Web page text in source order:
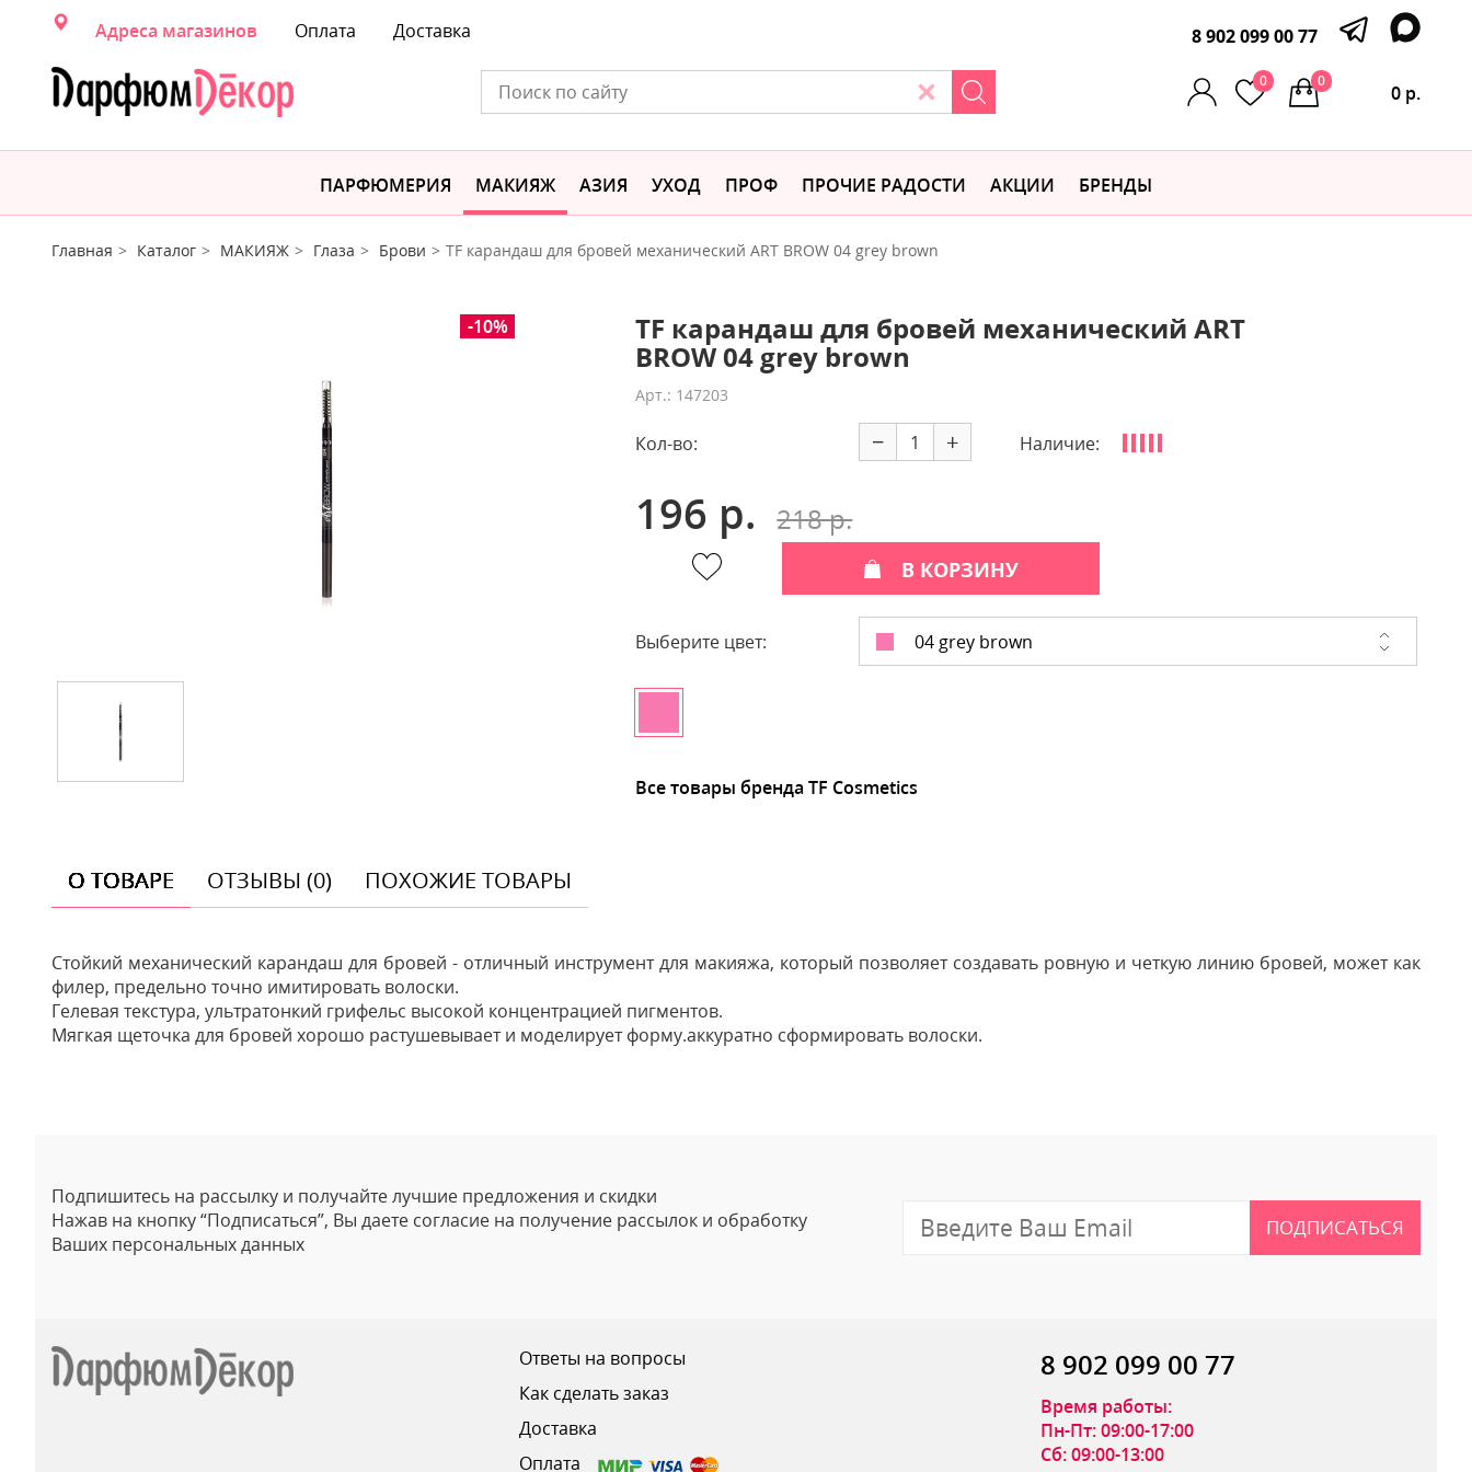
Адреса магазинов Оплата Доставка 8 902 099 00 77
0
0 р.
0
ПАРФЮМЕРИЯ МАКИЯЖ АЗИЯ УХОД ПРОФ ПРОЧИЕ РАДОСТИ АКЦИИ БРЕНДЫ
Главная Каталог МАКИЯЖ Глаза Брови TF карандаш для бровей механический ART BROW 04 grey brown
-10% TF карандаш для бровей механический ART
BROW 04 grey brown
Арт.: 147203
Кол-во: − + Наличие:
196 р. 218 р.
В КОРЗИНУ
Выберите цвет: 04 grey brown
Все товары бренда TF Cosmetics
О ТОВАРЕ ОТЗЫВЫ (0) ПОХОЖИЕ ТОВАРЫ
Стойкий механический карандаш для бровей - отличный инструмент для макияжа, который позволяет создавать ровную и четкую линию бровей, может как
филер, предельно точно имитировать волоски.
Гелевая текстура, ультратонкий грифельс высокой концентрацией пигментов.
Мягкая щеточка для бровей хорошо растушевывает и моделирует форму.аккуратно сформировать волоски.
Подпишитесь на рассылку и получайте лучшие предложения и скидки
Нажав на кнопку “Подписаться”, Вы даете согласие на получение рассылок и обработку
Ваших персональных данных
ПОДПИСАТЬСЯ
Ответы на вопросы
Как сделать заказ
Доставка
Оплата
8 902 099 00 77
Время работы:
Пн-Пт: 09:00-17:00
Сб: 09:00-13:00